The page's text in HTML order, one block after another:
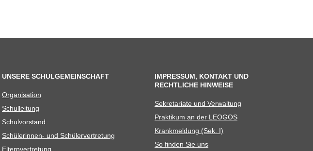
UNSERE SCHULGEMEINSCHAFT
Orga­ni­sa­tion
Schul­lei­tung
Schul­vor­stand
Schü­le­rin­nen- und Schülervertretung
Eltern­ver­tre­tung
IMPRESSUM, KONTAKT UND
RECHTLICHE HINWEISE
Sekre­ta­riate und Verwaltung
Prak­ti­kum an der LEOGOS
Krank­mel­dung (Sek. I)
So fin­den Sie uns